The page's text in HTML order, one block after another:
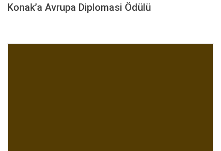
Konak’a Avrupa Diplomasi Ödülü